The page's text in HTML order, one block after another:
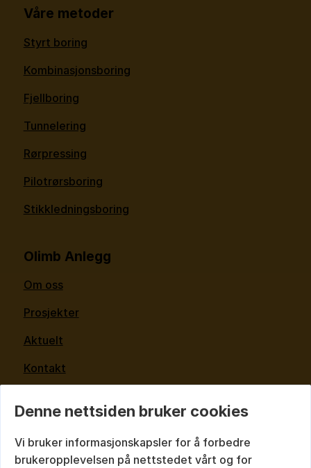
Kontakt oss
Våre metoder
Styrt boring
Kombinasjonsboring
Fjellboring
Tunnelering
Rørpressing
Pilotrørsboring
Stikkledningsboring
Olimb Anlegg
Om oss
Prosjekter
Aktuelt
Kontakt
Denne nettsiden bruker cookies
Vi bruker informasjonskapsler for å forbedre
brukeropplevelsen på nettstedet vårt og for